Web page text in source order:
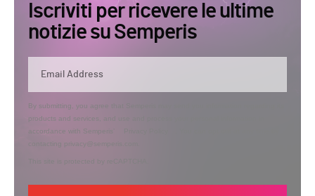
Iscriviti per ricevere le ultime
notizie su Semperis
By submitting, you agree that Semperis may send you information regarding its
products and services, and use and process your personal information in
accordance with Semperis’
contacting privacy@semperis.com.
This site is protected by reCAPTCHA.